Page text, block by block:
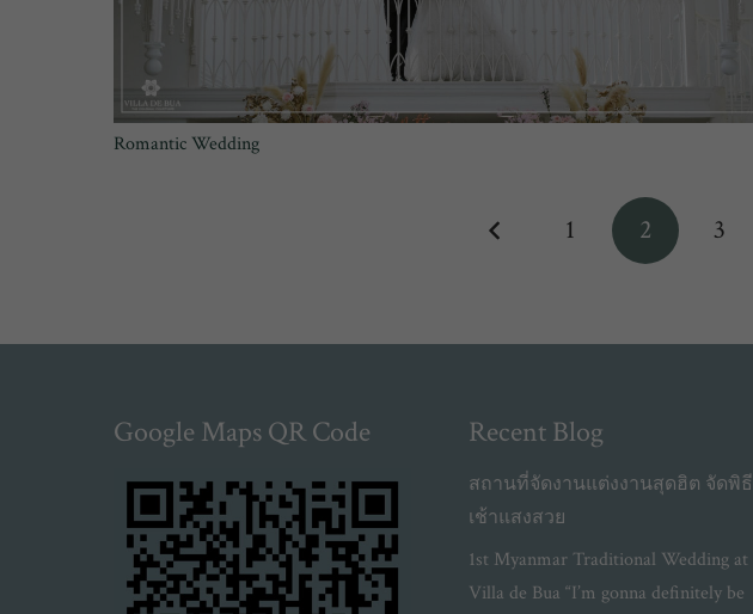
Romantic Wedding
1 2 3
Google Maps QR Code Recent Blog
สถานที่จัดงานแต่งงานสุดฮิต จัดพิธี
เช้าแสงสวย
1st Myanmar Traditional Wedding at
Villa de Bua “I’m gonna definitely be